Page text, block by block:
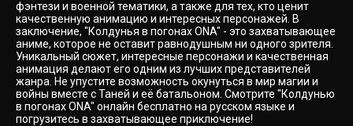
фэнтези и военной тематики, а также для тех, кто ценит
качественную анимацию и интересных персонажей. В
заключение, "Колдунья в погонах ONA" - это захватывающее
аниме, которое не оставит равнодушным ни одного зрителя.
Уникальный сюжет, интересные персонажи и качественная
анимация делают его одним из лучших представителей
жанра. Не упустите возможность окунуться в мир магии и
войны вместе с Таней и её батальоном. Смотрите "Колдунью
в погонах ONA" онлайн бесплатно на русском языке и
погрузитесь в захватывающее приключение!